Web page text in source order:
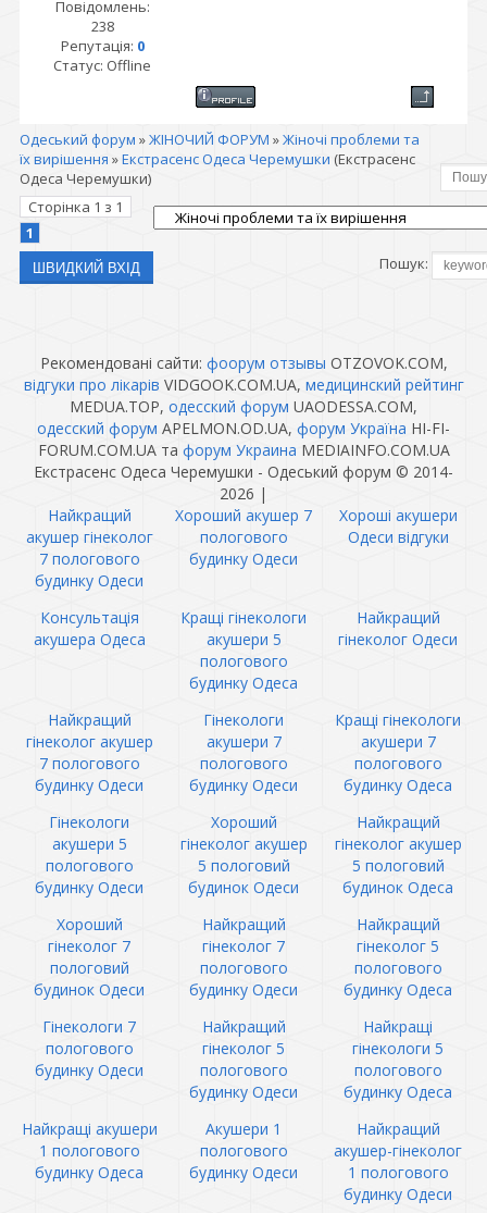
Повідомлень:
238
Репутація: 0
Статус: Offline
Одеський форум »ЖІНОЧИЙ ФОРУМ »Жіночі проблеми та
їх вирішення »Екстрасенс Одеса Черемушки (Екстрасенс
Одеса Черемушки)
Сторінка 1 з 1
1
Пошук:
Рекомендовані сайти: фоорум отзывы OTZOVOK.COM,
відгуки про лікарів VIDGOOK.COM.UA, медицинский рейтинг
MEDUA.TOP, одесский форум UAODESSA.COM,
одесский форум APELMON.OD.UA, форум Україна HI-FI-
FORUM.COM.UA та форум Украина MEDIAINFO.COM.UA
Екстрасенс Одеса Черемушки - Одеський форум © 2014-
2026 |
Найкращий
акушер гінеколог
7 пологового
будинку Одеси
Хороший акушер 7
пологового
будинку Одеси
Хороші акушери
Одеси відгуки
Консультація
акушера Одеса
Кращі гінекологи
акушери 5
пологового
будинку Одеса
Найкращий
гінеколог Одеси
Найкращий
гінеколог акушер
7 пологового
будинку Одеси
Гінекологи
акушери 7
пологового
будинку Одеси
Кращі гінекологи
акушери 7
пологового
будинку Одеса
Гінекологи
акушери 5
пологового
будинку Одеси
Хороший
гінеколог акушер
5 пологовий
будинок Одеси
Найкращий
гінеколог акушер
5 пологовий
будинок Одеса
Хороший
гінеколог 7
пологовий
будинок Одеси
Найкращий
гінеколог 7
пологового
будинку Одеси
Найкращий
гінеколог 5
пологового
будинку Одеса
Гінекологи 7
пологового
будинку Одеси
Найкращий
гінеколог 5
пологового
будинку Одеси
Найкращі
гінекологи 5
пологового
будинку Одеса
Найкращі акушери
1 пологового
будинку Одеса
Акушери 1
пологового
будинку Одеси
Найкращий
акушер-гінеколог
1 пологового
будинку Одеси